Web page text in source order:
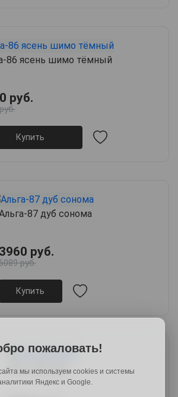
86 ясень шимо тёмный
руб.
Купить
87 дуб сонома
3960 руб.
руб.
Купить
Альга-88 орех
пожаловать!
мы используем cookies и системы
Яндекс и Google.